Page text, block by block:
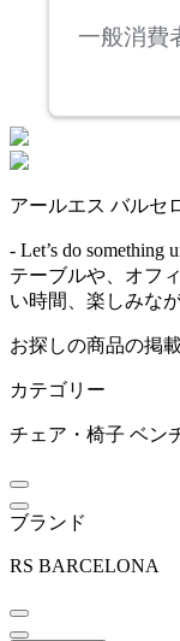
ボーコン
バイイン
CARBON
TURE
カーボン
一般消費
アールエス バルセ
- Let’s do
テーブルや、オフ
い時間、楽しみな
お探しの商品の掲
カテゴリー
チェア・椅子 ベン
ブランド
RS BARCELONA